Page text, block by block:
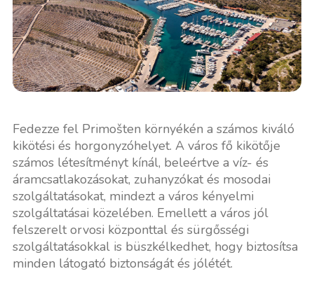
Fedezze fel Primošten környékén a számos kiváló
kikötési és horgonyzóhelyet. A város fő kikötője
számos létesítményt kínál, beleértve a víz- és
áramcsatlakozásokat, zuhanyzókat és mosodai
szolgáltatásokat, mindezt a város kényelmi
szolgáltatásai közelében. Emellett a város jól
felszerelt orvosi központtal és sürgősségi
szolgáltatásokkal is büszkélkedhet, hogy biztosítsa
minden látogató biztonságát és jólétét.